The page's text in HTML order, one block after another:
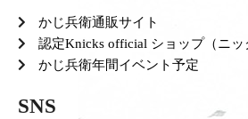
かじ兵衛通販サイト
認定Knicks official ショップ（ニッ
かじ兵衛年間イベント予定
SNS